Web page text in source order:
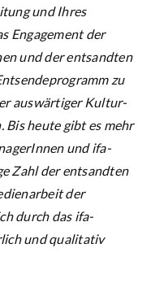
und Ihres
Engagement der
und der entsandten
zu
auswärtiger Kultur-
heute gibt es mehr
und ifa-
Zahl der entsandten
der
durch das ifa-
und qualitativ